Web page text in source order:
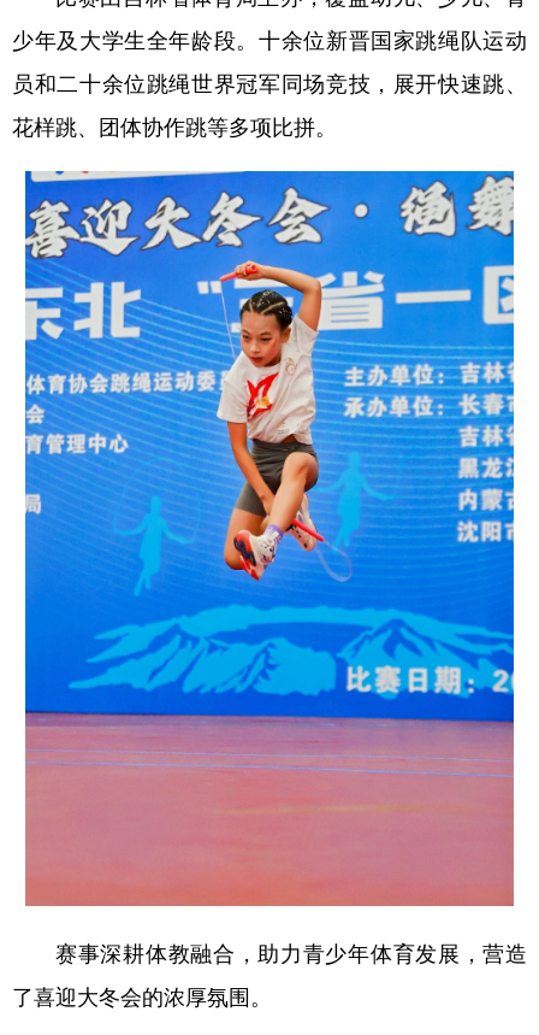
少年及大学生全年龄段。十余位新晋国家跳绳队运动
员和二十余位跳绳世界冠军同场竞技，展开快速跳、
花样跳、团体协作跳等多项比拼。
赛事深耕体教融合，助力青少年体育发展，营造
了喜迎大冬会的浓厚氛围。